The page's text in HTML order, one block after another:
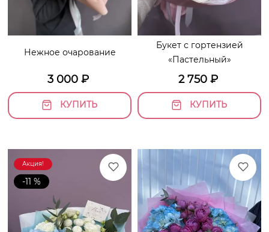
Нежное очарование
3 000 ₽
КУПИТЬ
Букет с гортензией
«Пастельный»
2 750₽
КУПИТЬ
Акция!
-11 %